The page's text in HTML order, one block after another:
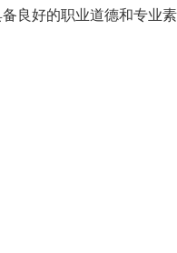
良好的职业道德和专业